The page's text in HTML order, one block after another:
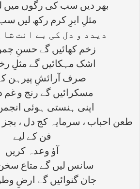
بھر دیں سب کی رگوں میں
مثلِ ابرِ کرم رکھ لیں
دیدد و دل کی بے انت
زخم کھائیں گے حسنِ
اشک مہکائیں گے مثلِ
صرف آرائشِ پیرہن کے
مسکرائیں گے رنج و غم
اپنی ہنستی ہوئی
طعن احباب ، سرمایہ کج دل ، بجز
فن کے لیے
آؤ وعدہ کریں
سانس لیں گے متاع
جان گنوائیں گے ارضِ